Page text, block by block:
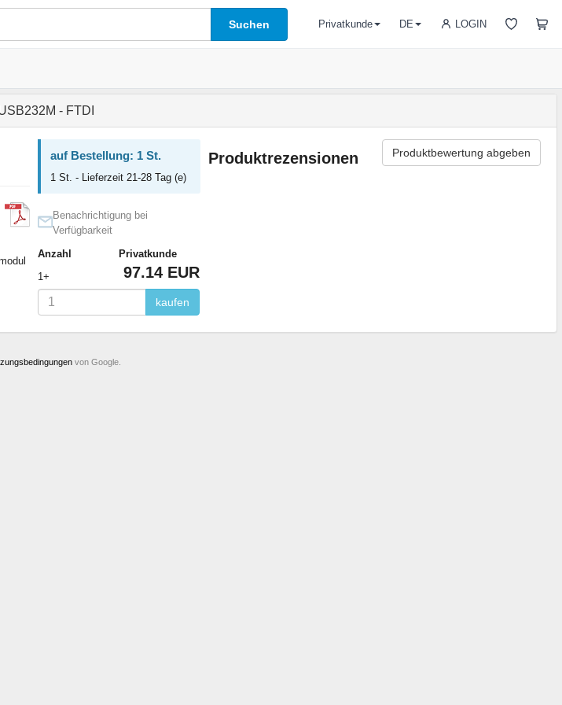
Suchen LOGIN
Privatkunde DE
- FTDI
auf Bestellung: 1 St.
1 St. - Lieferzeit 21-28 Tag (e)
Benachrichtigung bei
Verfügbarkeit
Anzahl
Privatkunde
1+
97.14 EUR
kaufen
Produktrezensionen Produktbewertung abgeben
von Google.